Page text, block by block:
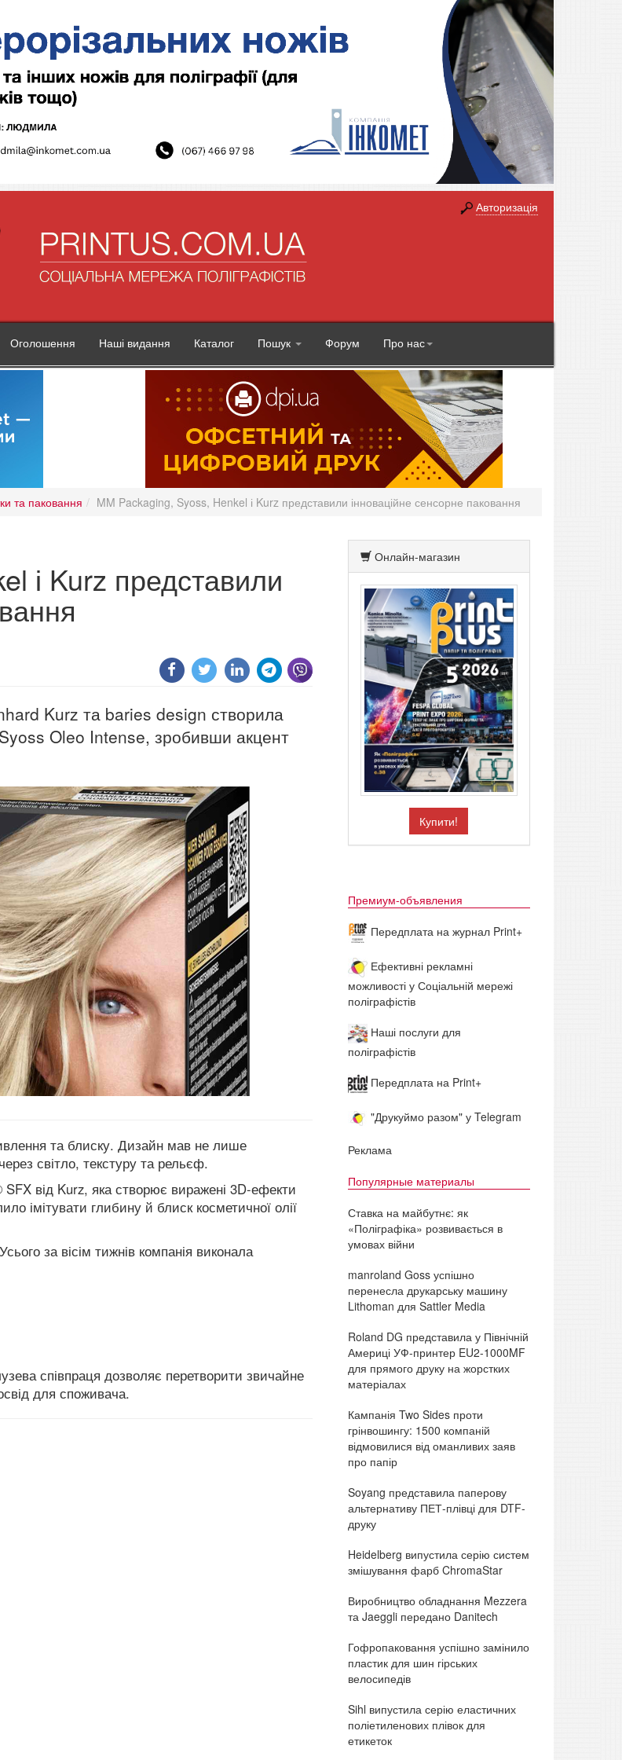
Авторизація
Оголошення Наші видання Каталог Пошук Форум Про нас
та паковання MM Packaging, Syoss, Henkel і Kurz представили інноваційне сенсорне паковання
і Kurz представили
Kurz та baries design створила
Oleo Intense, зробивши акцент
та блиску. Дизайн мав не лише
світло, текстуру та рельєф.
SFX від Kurz, яка створює виражені 3D-ефекти
імітувати глибину й блиск косметичної олії
за вісім тижнів компанія виконала
співпраця дозволяє перетворити звичайне
для споживача.
Онлайн-магазин
Купити!
Премиум-объявления
Передплата на журнал Print+
Ефективні рекламні
можливості у Соціальній мережі
поліграфістів
Наші послуги для
поліграфістів
Передплата на Print+
"Друкуймо разом" у Telegram
Реклама
Популярные материалы
Ставка на майбутнє: як
«Поліграфіка» розвивається в
умовах війни
manroland Goss успішно
перенесла друкарську машину
Lithoman для Sattler Media
Roland DG представила у Північній
Америці УФ-принтер EU2-1000MF
для прямого друку на жорстких
матеріалах
Кампанія Two Sides проти
грінвошингу: 1500 компаній
відмовилися від оманливих заяв
про папір
Soyang представила паперову
альтернативу ПЕТ-плівці для DTF-
друку
Heidelberg випустила серію систем
змішування фарб ChromaStar
Виробництво обладнання Mezzera
та Jaeggli передано Danitech
Гофропаковання успішно замінило
пластик для шин гірських
велосипедів
Sihl випустила серію еластичних
поліетиленових плівок для
етикеток